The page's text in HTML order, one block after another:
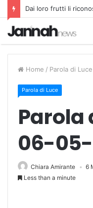
Dai loro frutti li
Home / Parola di Luce
Parola di Luce
Parola
06-05-
Chiara Amirante 6
Less than a minute